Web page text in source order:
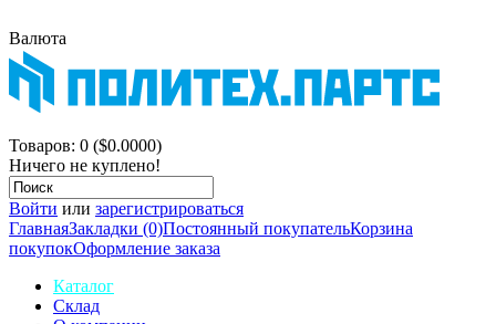
Валюта
$ р.
Корзина покупок
Товаров: 0 ($0.0000)
Ничего не куплено!
Войти или зарегистрироваться
ГлавнаяЗакладки (0)Постоянный покупательКорзина
покупокОформление заказа
Каталог
Склад